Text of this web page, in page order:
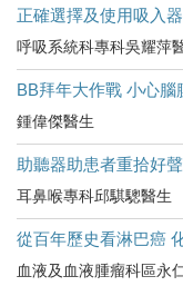
正確選擇及使用吸入
呼吸系統科專科吳耀萍
BB拜年大作戰 小心腦
鍾偉傑醫生
助聽器助患者重拾好
耳鼻喉專科邱騏驄醫生
從百年歷史看淋巴癌
血液及血液腫瘤科區永